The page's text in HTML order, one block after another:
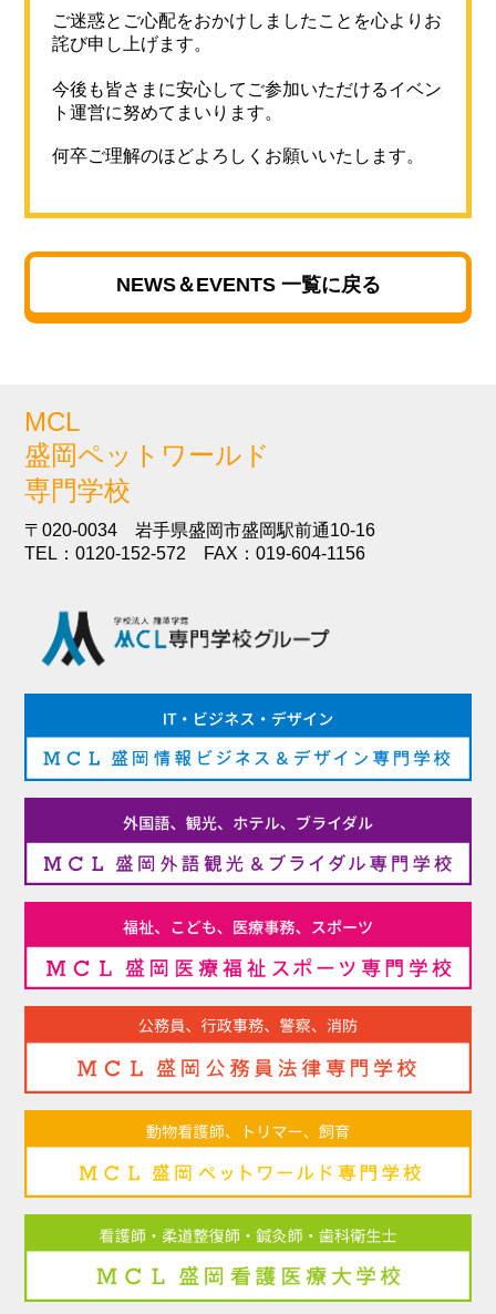
ご迷惑とご心配をおかけしましたことを心よりお
詫び申し上げます。
今後も皆さまに安心してご参加いただけるイベン
ト運営に努めてまいります。
何卒ご理解のほどよろしくお願いいたします。
NEWS＆EVENTS 一覧に戻る
MCL
盛岡ペットワールド
専門学校
〒020-0034 岩手県盛岡市盛岡駅前通10-16
TEL：0120-152-572 FAX：019-604-1156